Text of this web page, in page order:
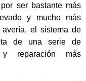
ser bastante más
y mucho más
el sistema de
de una serie de
y reparación más